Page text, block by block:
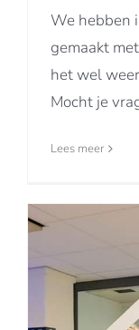
We hebben
gemaakt
het wel
Mocht je
Lees meer